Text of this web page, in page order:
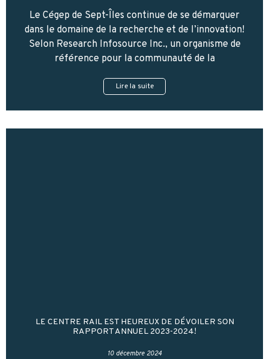
Le Cégep de Sept-Îles continue de se démarquer
dans le domaine de la recherche et de l’innovation!
Selon Research Infosource Inc., un organisme de
référence pour la communauté de la
Lire la suite
LE CENTRE RAIL EST HEUREUX DE DÉVOILER SON
RAPPORT ANNUEL 2023-2024!
10 décembre 2024